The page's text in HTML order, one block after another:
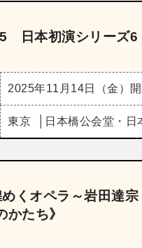
日本初演シリーズ6
2025年11月14日（金）
東京 日本橋公会堂・日
めくオペラ～岩田達
たち》